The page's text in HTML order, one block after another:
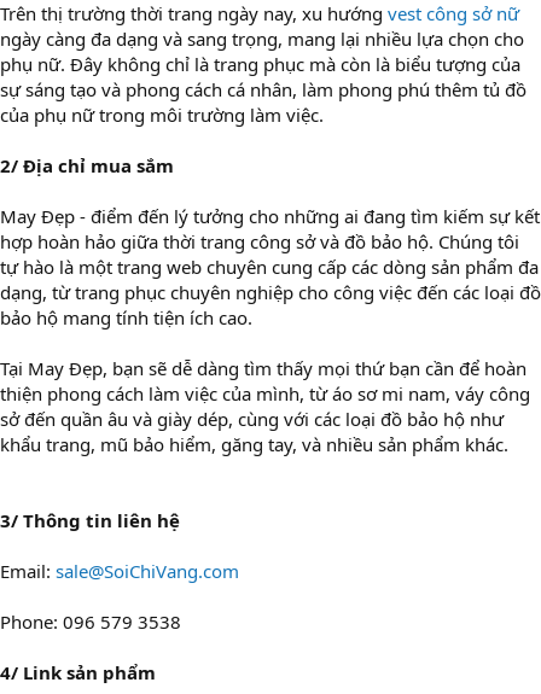
Trên thị trường thời trang ngày nay, xu hướng vest công sở nữ
ngày càng đa dạng và sang trọng, mang lại nhiều lựa chọn cho
phụ nữ. Đây không chỉ là trang phục mà còn là biểu tượng của
sự sáng tạo và phong cách cá nhân, làm phong phú thêm tủ đồ
của phụ nữ trong môi trường làm việc.
2/ Địa chỉ mua sắm
May Đẹp - điểm đến lý tưởng cho những ai đang tìm kiếm sự kết
hợp hoàn hảo giữa thời trang công sở và đồ bảo hộ. Chúng tôi
tự hào là một trang web chuyên cung cấp các dòng sản phẩm đa
dạng, từ trang phục chuyên nghiệp cho công việc đến các loại đồ
bảo hộ mang tính tiện ích cao.
Tại May Đẹp, bạn sẽ dễ dàng tìm thấy mọi thứ bạn cần để hoàn
thiện phong cách làm việc của mình, từ áo sơ mi nam, váy công
sở đến quần âu và giày dép, cùng với các loại đồ bảo hộ như
khẩu trang, mũ bảo hiểm, găng tay, và nhiều sản phẩm khác.
3/ Thông tin liên hệ
Email: sale@SoiChiVang.com
Phone: 096 579 3538
4/ Link sản phẩm